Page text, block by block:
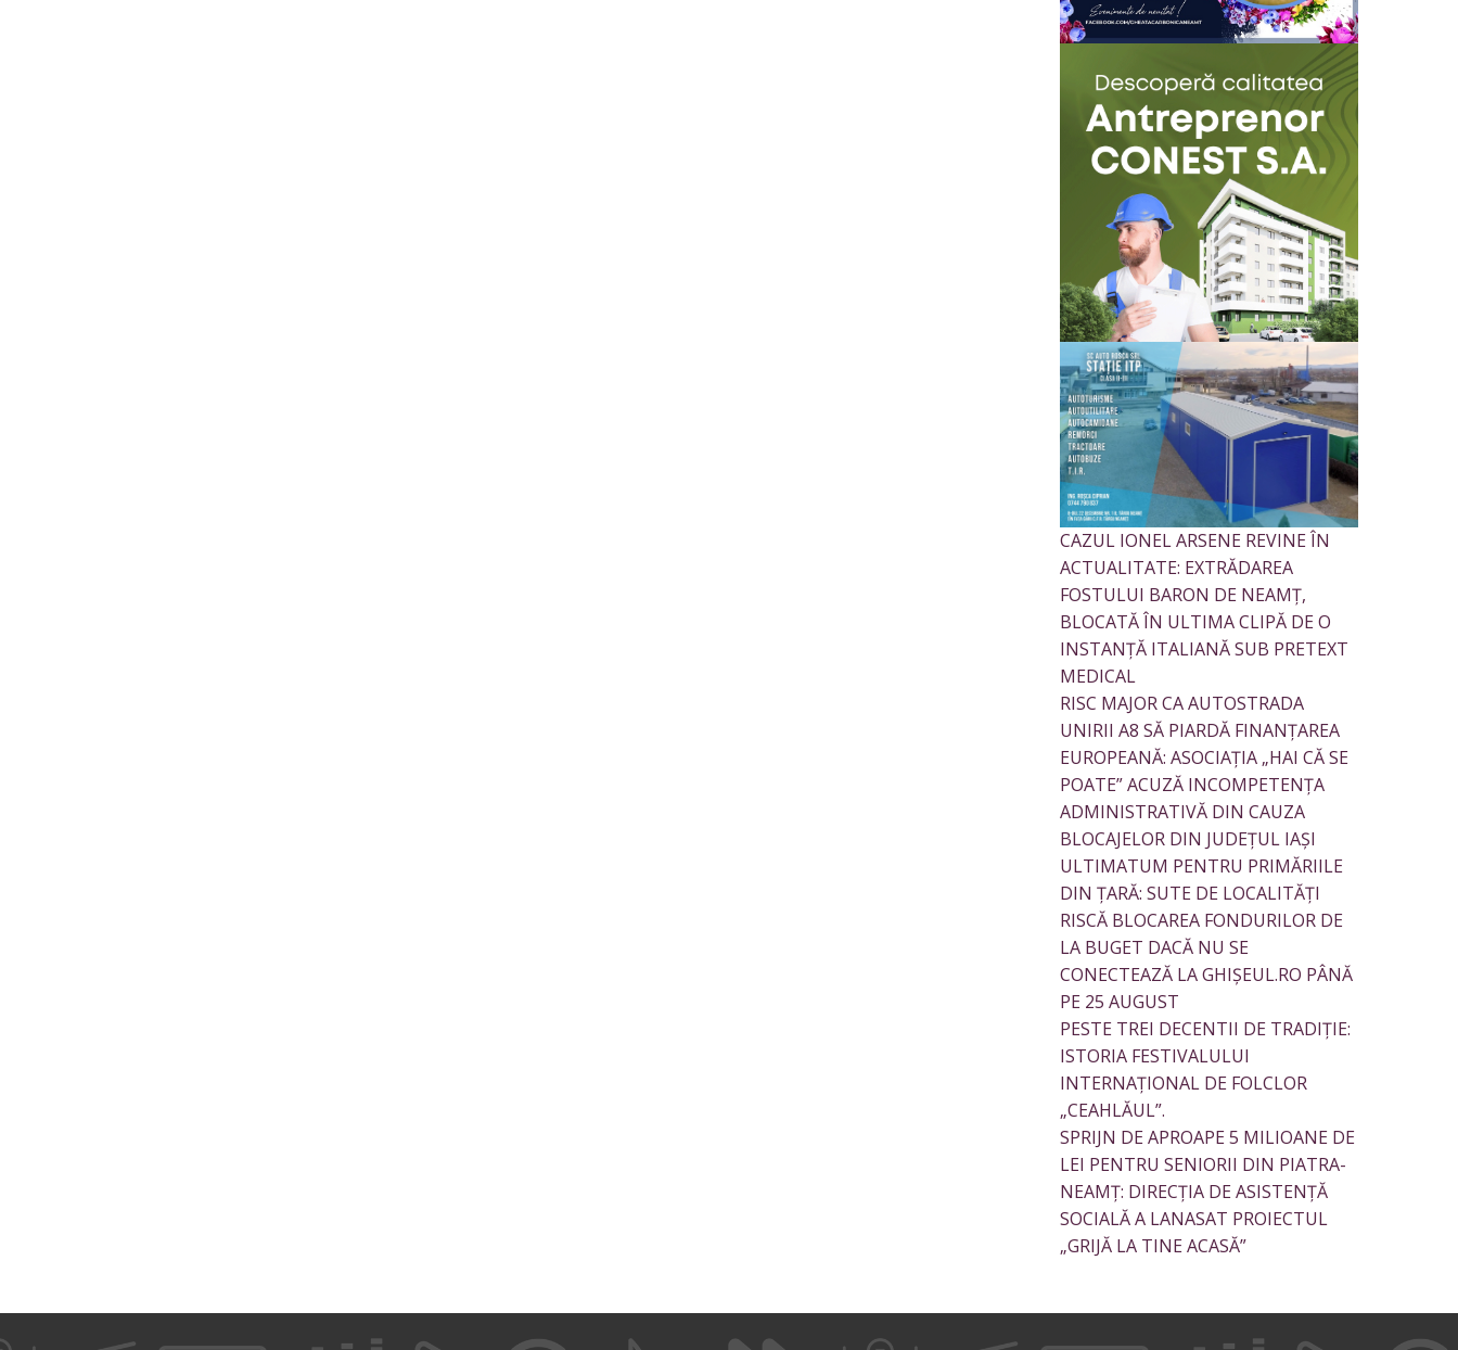
CAZUL IONEL ARSENE REVINE ÎN
ACTUALITATE: EXTRĂDAREA
FOSTULUI BARON DE NEAMȚ,
BLOCATĂ ÎN ULTIMA CLIPĂ DE O
INSTANȚĂ ITALIANĂ SUB PRETEXT
MEDICAL
RISC MAJOR CA AUTOSTRADA
UNIRII A8 SĂ PIARDĂ FINANȚAREA
EUROPEANĂ: ASOCIAȚIA „HAI CĂ SE
POATE” ACUZĂ INCOMPETENȚA
ADMINISTRATIVĂ DIN CAUZA
BLOCAJELOR DIN JUDEȚUL IAȘI
ULTIMATUM PENTRU PRIMĂRIILE
DIN ȚARĂ: SUTE DE LOCALITĂȚI
RISCĂ BLOCAREA FONDURILOR DE
LA BUGET DACĂ NU SE
CONECTEAZĂ LA GHIȘEUL.RO PÂNĂ
PE 25 AUGUST
PESTE TREI DECENTII DE TRADIȚIE:
ISTORIA FESTIVALULUI
INTERNAȚIONAL DE FOLCLOR
„CEAHLĂUL”.
SPRIJN DE APROAPE 5 MILIOANE DE
LEI PENTRU SENIORII DIN PIATRA-
NEAMȚ: DIRECȚIA DE ASISTENȚĂ
SOCIALĂ A LANASAT PROIECTUL
„GRIJĂ LA TINE ACASĂ”